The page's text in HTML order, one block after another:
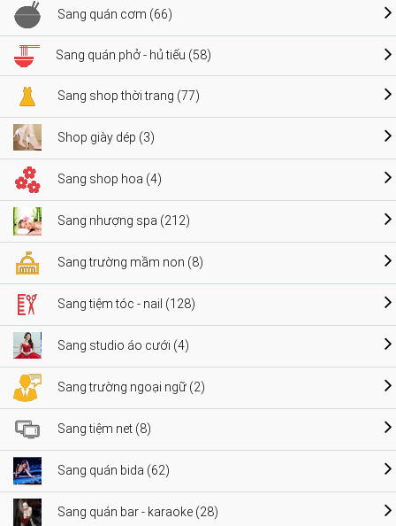
Sang quán cơm (66)
Sang quán phở - hủ tiếu (58)
Sang shop thời trang (77)
Shop giày dép (3)
Sang shop hoa (4)
Sang nhượng spa (212)
Sang trường mầm non (8)
Sang tiệm tóc - nail (128)
Sang studio áo cưới (4)
Sang trường ngoại ngữ (2)
Sang tiệm net (8)
Sang quán bida (62)
Sang quán bar - karaoke (28)